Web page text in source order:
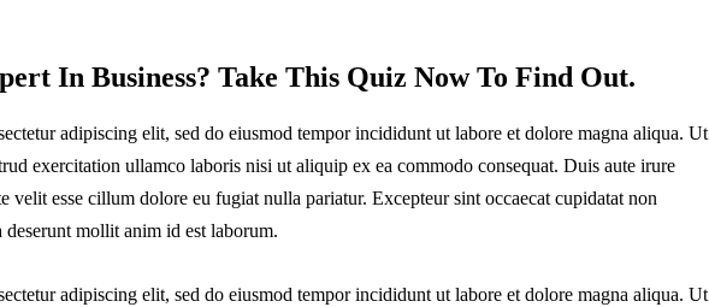
In Business? Take This Quiz Now To Find Out.
adipiscing elit, sed do eiusmod tempor incididunt ut labore et dolore magna aliqua. Ut
exercitation ullamco laboris nisi ut aliquip ex ea commodo consequat. Duis aute irure
velit esse cillum dolore eu fugiat nulla pariatur. Excepteur sint occaecat cupidatat non
mollit anim id est laborum.
adipiscing elit, sed do eiusmod tempor incididunt ut labore et dolore magna aliqua. Ut